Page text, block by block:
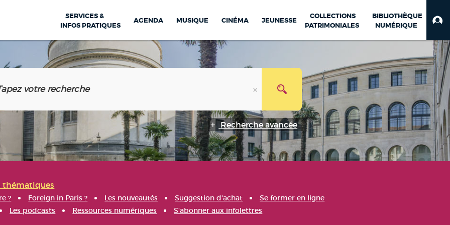
SERVICES &
INFOS PRATIQUES
AGENDA MUSIQUE CINÉMA JEUNESSE
COLLECTIONS
PATRIMONIALES
BIBLIOTHÈQUE
NUMÉRIQUE
Recherche avancée
thématiques
? Foreign in Paris ? Les nouveautés Suggestion d'achat
Se former en ligne
Les podcasts Ressources numériques S'abonner aux infolettres